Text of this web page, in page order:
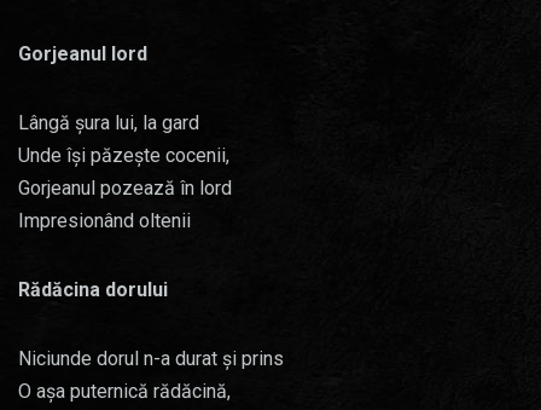
Gorjeanul lord
Lângă șura lui, la gard
Unde își păzește cocenii,
Gorjeanul pozează în lord
Impresionând oltenii
Rădăcina dorului
Niciunde dorul n-a durat și prins
O așa puternică rădăcină,